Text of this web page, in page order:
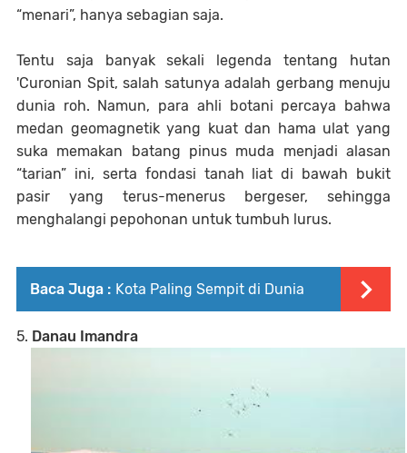
“menari”, hanya sebagian saja.
Tentu saja banyak sekali legenda tentang hutan
'Curonian Spit, salah satunya adalah gerbang menuju
dunia roh. Namun, para ahli botani percaya bahwa
medan geomagnetik yang kuat dan hama ulat yang
suka memakan batang pinus muda menjadi alasan
“tarian” ini, serta fondasi tanah liat di bawah bukit
pasir yang terus-menerus bergeser, sehingga
menghalangi pepohonan untuk tumbuh lurus.
Baca Juga : Kota Paling Sempit di Dunia
5. Danau Imandra